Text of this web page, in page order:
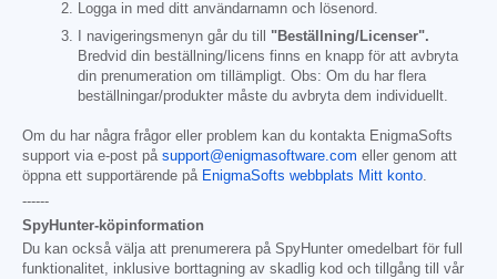
Logga in med ditt användarnamn och lösenord.
I navigeringsmenyn går du till "Beställning/Licenser".
Bredvid din beställning/licens finns en knapp för att avbryta
din prenumeration om tillämpligt. Obs: Om du har flera
beställningar/produkter måste du avbryta dem individuellt.
Om du har några frågor eller problem kan du kontakta EnigmaSofts
support via e-post på support@enigmasoftware.com eller genom att
öppna ett supportärende på EnigmaSofts webbplats Mitt konto
------
SpyHunter-köpinformation
Du kan också välja att prenumerera på SpyHunter omedelbart för full
funktionalitet, inklusive borttagning av skadlig kod och tillgång till vår